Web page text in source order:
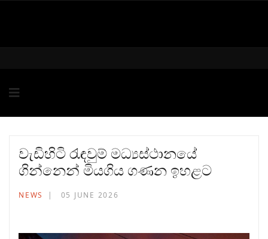
වැඩිහිටි රැඳවුම් මධ්‍යස්ථානයේ
ගින්නෙන් මියගිය ගණන ඉහළට
NEWS 05 JUNE 2026